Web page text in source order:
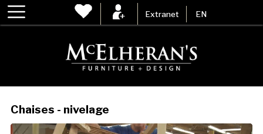
Extranet EN
Chaises - nivelage